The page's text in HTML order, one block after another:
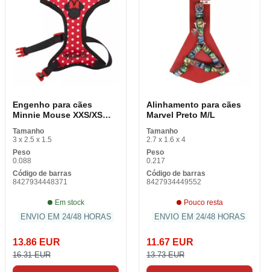
Engenho para cães
Minnie Mouse XXS/XS
Tamanho
3 x 2.5 x 1.5
Peso
0.088
Código de barras
8427934448371
Em stock
ENVIO EM 24/48 HORAS
13.86 EUR
16.31 EUR
Alinhamento para cães
Marvel Preto M/L
Tamanho
2.7 x 1.6 x 4
Peso
0.217
Código de barras
8427934449552
Pouco resta
ENVIO EM 24/48 HORAS
11.67 EUR
13.73 EUR